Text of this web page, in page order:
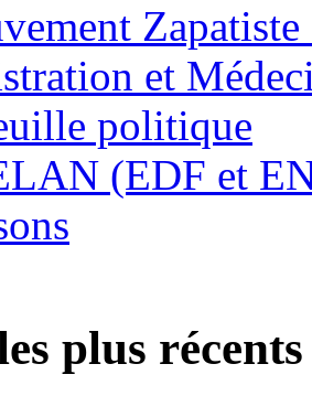
et
politique
(EDF et
plus récents